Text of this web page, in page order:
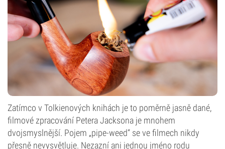
Zatímco v Tolkienových knihách je to poměrně jasně dané,
filmové zpracování Petera Jacksona je mnohem
dvojsmyslnější. Pojem „pipe-weed“ se ve filmech nikdy
přesně nevysvětluje. Nezazní ani jednou jméno rodu